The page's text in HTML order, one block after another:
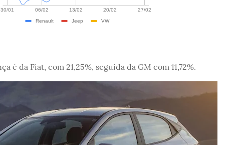
é da Fiat, com 21,25%, seguida da GM com 11,72%.